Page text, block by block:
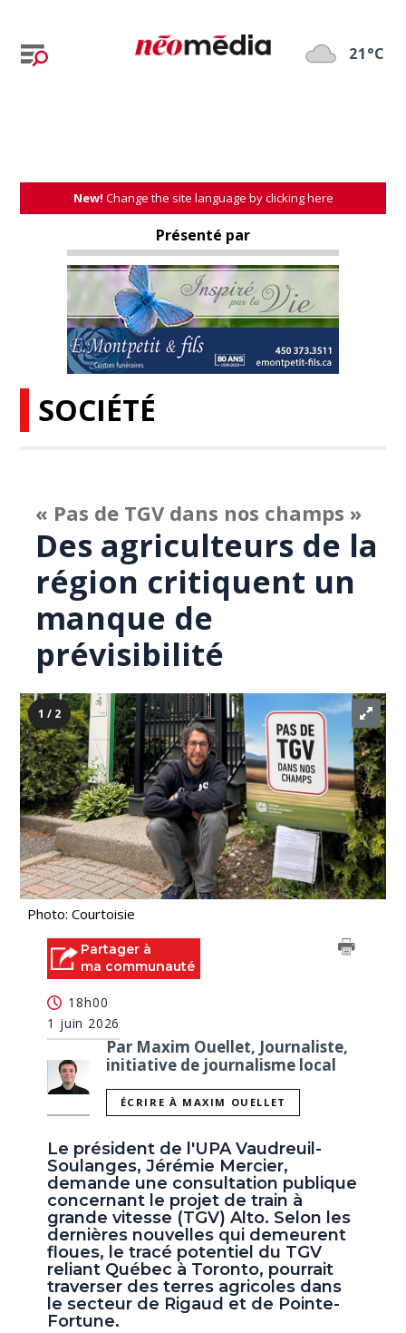
21°C
New! Change the site language by clicking here
Présenté par
SOCIÉTÉ
« Pas de TGV dans nos champs »
Des agriculteurs de la
région critiquent un
manque de
prévisibilité
1 / 2
Photo: Courtoisie
Partager à
ma communauté
18h00
1 juin 2026
Par Maxim Ouellet, Journaliste,
initiative de journalisme local
ÉCRIRE À MAXIM OUELLET
Le président de l'UPA Vaudreuil-
Soulanges, Jérémie Mercier,
demande une consultation publique
concernant le projet de train à
grande vitesse (TGV) Alto. Selon les
dernières nouvelles qui demeurent
floues, le tracé potentiel du TGV
reliant Québec à Toronto, pourrait
traverser des terres agricoles dans
le secteur de Rigaud et de Pointe-
Fortune.